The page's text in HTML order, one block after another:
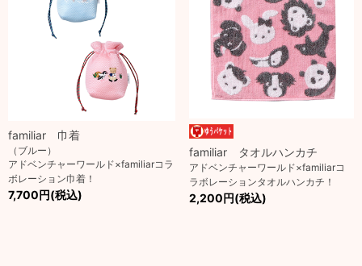
familiar 巾着
（ブルー）
アドベンチャーワールド×familiarコラ
ボレーション巾着！
7,700円(税込)
familiar タオルハンカチ
アドベンチャーワールド×familiarコ
ラボレーションタオルハンカチ！
2,200円(税込)